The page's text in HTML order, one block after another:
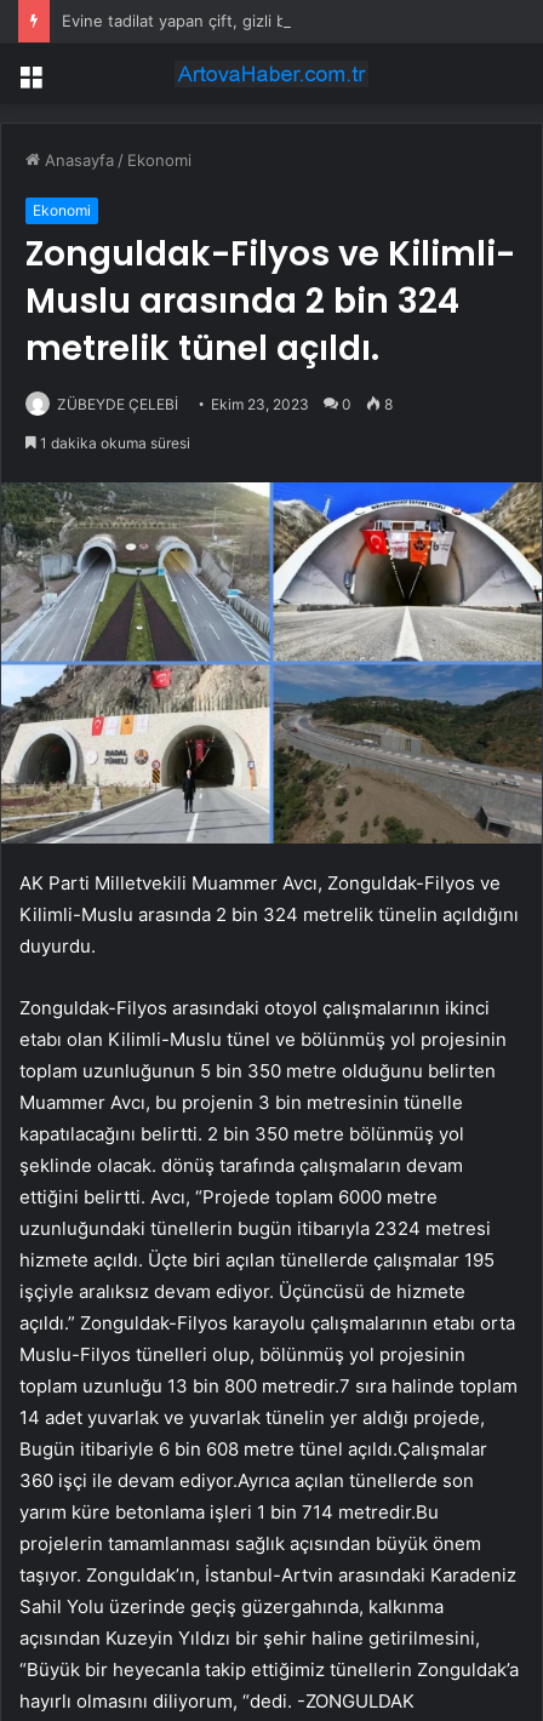
Menü
Anasayfa / Ekonomi
Ekonomi
Zonguldak-Filyos ve Kilimli-
Muslu arasında 2 bin 324
metrelik tünel açıldı.
ZÜBEYDE ÇELEBİ Ekim 23, 2023 0 8
1 dakika okuma süresi
AK Parti Milletvekili Muammer Avcı, Zonguldak-Filyos ve
Kilimli-Muslu arasında 2 bin 324 metrelik tünelin açıldığını
duyurdu.
Zonguldak-Filyos arasındaki otoyol çalışmalarının ikinci
etabı olan Kilimli-Muslu tünel ve bölünmüş yol projesinin
toplam uzunluğunun 5 bin 350 metre olduğunu belirten
Muammer Avcı, bu projenin 3 bin metresinin tünelle
kapatılacağını belirtti. 2 bin 350 metre bölünmüş yol
şeklinde olacak. dönüş tarafında çalışmaların devam
ettiğini belirtti. Avcı, “Projede toplam 6000 metre
uzunluğundaki tünellerin bugün itibarıyla 2324 metresi
hizmete açıldı. Üçte biri açılan tünellerde çalışmalar 195
işçiyle aralıksız devam ediyor. Üçüncüsü de hizmete
açıldı.” Zonguldak-Filyos karayolu çalışmalarının etabı orta
Muslu-Filyos tünelleri olup, bölünmüş yol projesinin
toplam uzunluğu 13 bin 800 metredir.7 sıra halinde toplam
14 adet yuvarlak ve yuvarlak tünelin yer aldığı projede,
Bugün itibariyle 6 bin 608 metre tünel açıldı.Çalışmalar
360 işçi ile devam ediyor.Ayrıca açılan tünellerde son
yarım küre betonlama işleri 1 bin 714 metredir.Bu
projelerin tamamlanması sağlık açısından büyük önem
taşıyor. Zonguldak’ın, İstanbul-Artvin arasındaki Karadeniz
Sahil Yolu üzerinde geçiş güzergahında, kalkınma
açısından Kuzeyin Yıldızı bir şehir haline getirilmesini,
“Büyük bir heyecanla takip ettiğimiz tünellerin Zonguldak’a
hayırlı olmasını diliyorum, “dedi. -ZONGULDAK